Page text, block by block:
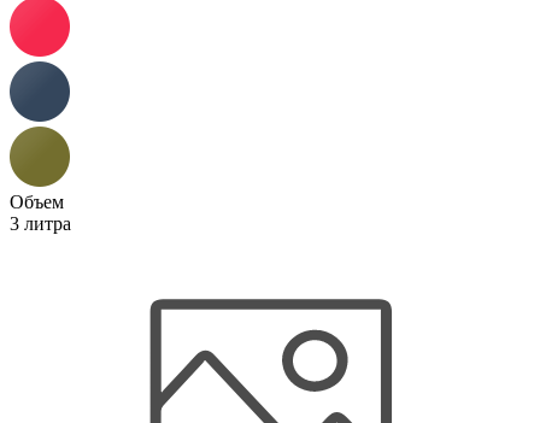
Объем
3 литра